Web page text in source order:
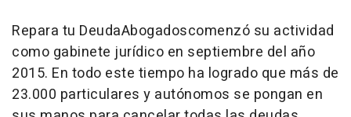
Repara tu DeudaAbogadoscomenzó su actividad
como gabinete jurídico en septiembre del año
2015. En todo este tiempo ha logrado que más de
23.000 particulares y autónomos se pongan en